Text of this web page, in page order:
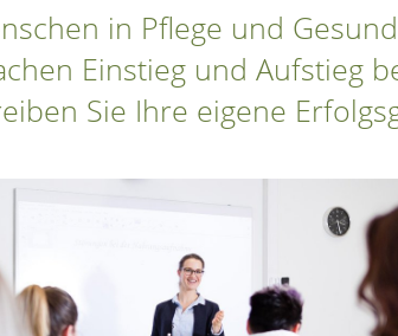
in Pflege und
Einstieg und Aufstieg
Sie Ihre eigene